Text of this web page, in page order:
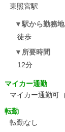
東照宮駅
駅から勤務
徒歩
所要時間
12分
マイカー通勤
マイカー通勤可
転勤
転勤なし